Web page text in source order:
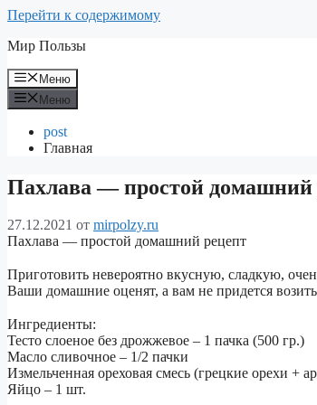
Перейти к содержимому
Мир Пользы
Меню
Меню
post
Главная
Пахлава — простой домашний
27.12.2021 от mirpolzy.ru
Пахлава — простой домашний рецепт
Приготовить невероятно вкусную, сладкую,
Ваши домашние оценят, а вам не придется
Ингредиенты:
Тесто слоеное без дрожжевое – 1 пачка (500 гр.)
Масло сливочное – 1/2 пачки
Измельченная ореховая смесь (грецкие орехи +
Яйцо – 1 шт.